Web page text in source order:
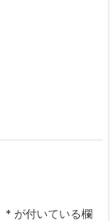
* が付いている欄